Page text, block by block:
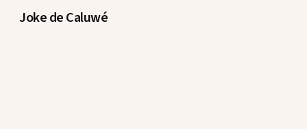
Joke de Caluwé